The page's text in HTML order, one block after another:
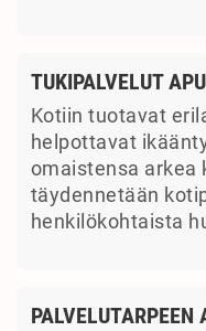
TUKIPALVELUT
Kotiin tuotavat
helpottavat
omaistensa arkea
täydennetään
henkilökohtaista